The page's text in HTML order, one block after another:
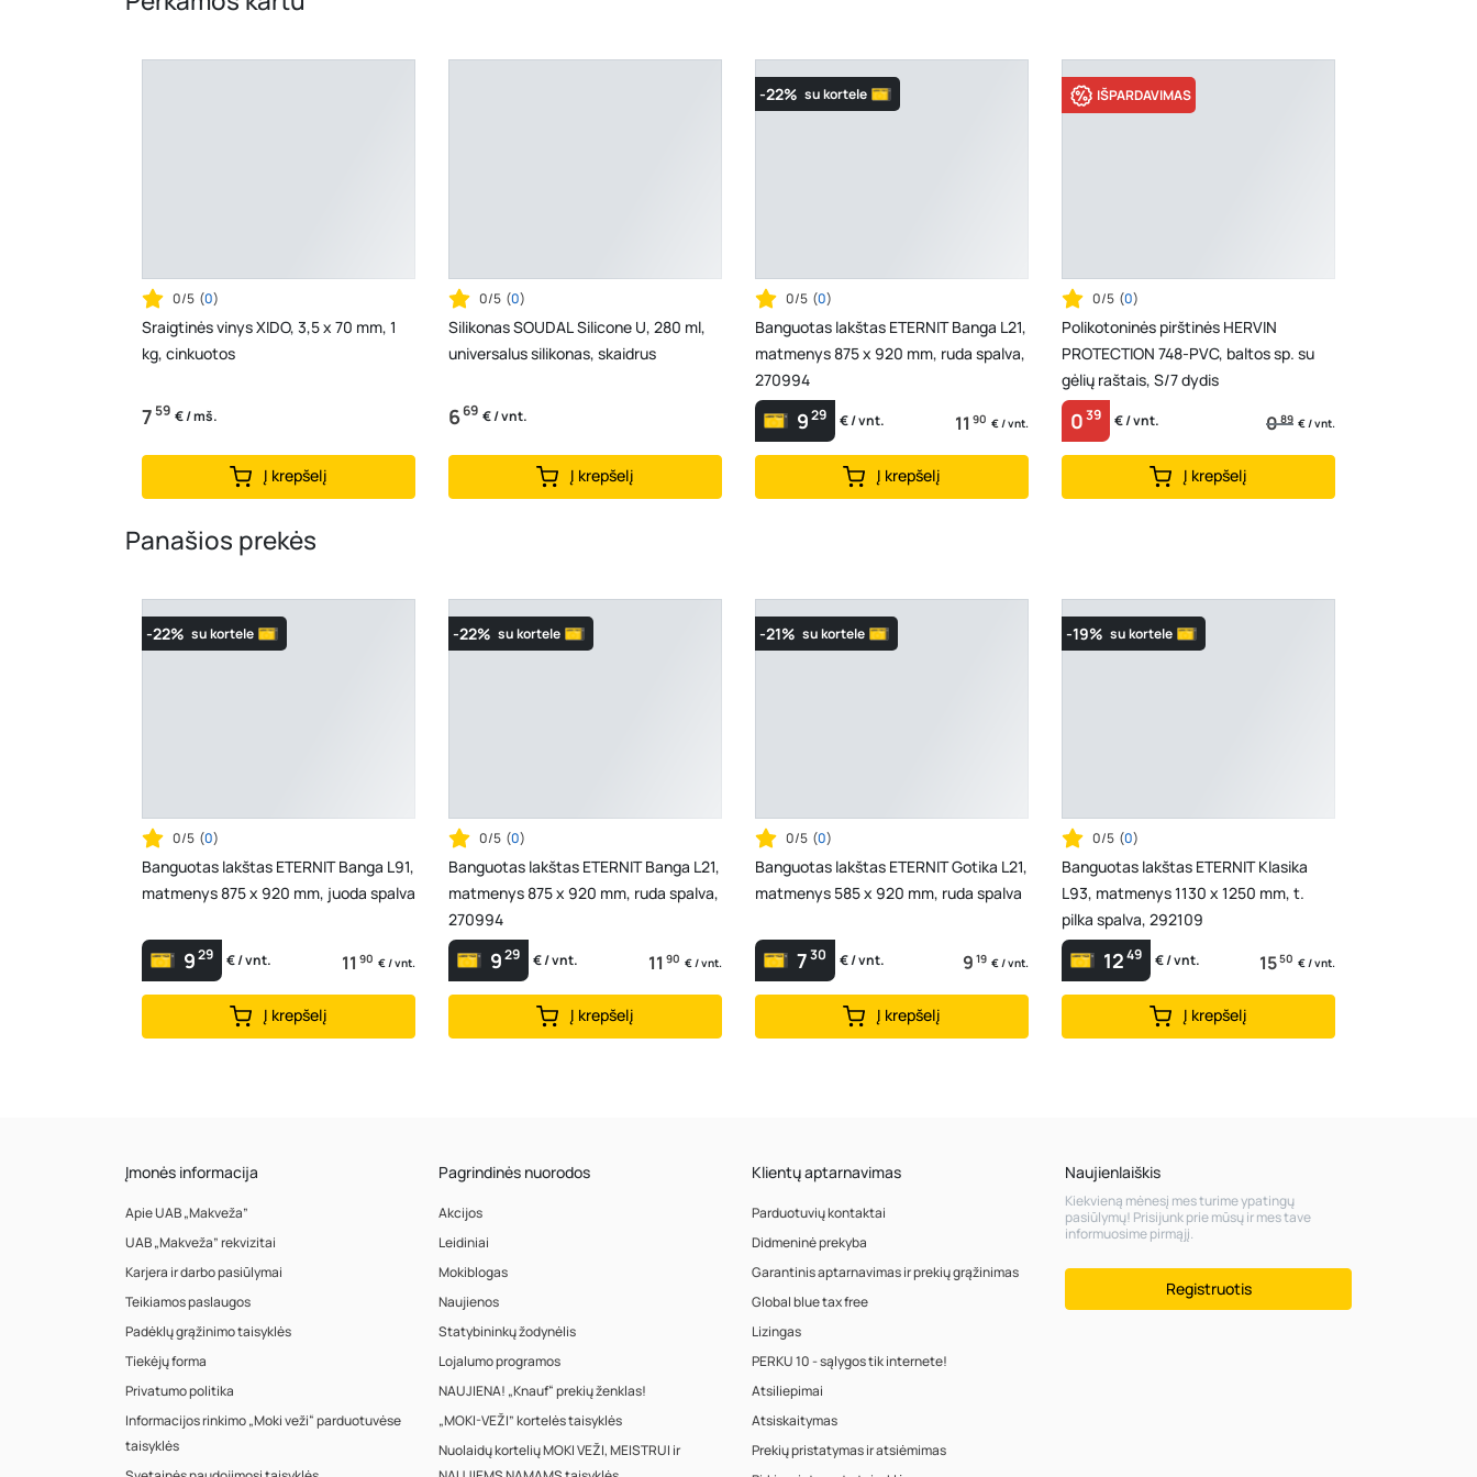
0/5 (0)
Sraigtinės vinys XIDO, 3,5 x 70 mm, 1
kg, cinkuotos
759 € / mš.
Į krepšelį
0/5 (0)
Silikonas SOUDAL Silicone U, 280 ml,
universalus silikonas, skaidrus
669 € / vnt.
Į krepšelį
-22% su kortele
0/5 (0)
Banguotas lakštas ETERNIT Banga L21,
matmenys 875 x 920 mm, ruda spalva,
270994
929 € / vnt. 11 90 € / vnt.
Į krepšelį
IŠPARDAVIMAS
0/5 (0)
Polikotoninės pirštinės HERVIN
PROTECTION 748-PVC, baltos sp. su
gėlių raštais, S/7 dydis
039 € / vnt. 089 € / vnt.
Į krepšelį
Panašios prekės
-22% su kortele
0/5 (0)
Banguotas lakštas ETERNIT Banga L91,
matmenys 875 x 920 mm, juoda spalva
929 € / vnt. 11 90 € / vnt.
Į krepšelį
-22% su kortele
0/5 (0)
Banguotas lakštas ETERNIT Banga L21,
matmenys 875 x 920 mm, ruda spalva,
270994
929 € / vnt. 11 90 € / vnt.
Į krepšelį
-21% su kortele
0/5 (0)
Banguotas lakštas ETERNIT Gotika L21,
matmenys 585 x 920 mm, ruda spalva
730 € / vnt. 9 19 € / vnt.
Į krepšelį
-19% su kortele
0/5 (0)
Banguotas lakštas ETERNIT Klasika
L93, matmenys 1130 x 1250 mm, t.
pilka spalva, 292109
1249 € / vnt. 1550 € / vnt.
Į krepšelį
Įmonės informacija
Apie UAB „Makveža”
UAB „Makveža” rekvizitai
Karjera ir darbo pasiūlymai
Teikiamos paslaugos
Padėklų grąžinimo taisyklės
Tiekėjų forma
Privatumo politika
Informacijos rinkimo „Moki veži“ parduotuvėse
taisyklės
Pagrindinės nuorodos
Akcijos
Leidiniai
Mokiblogas
Naujienos
Statybininkų žodynėlis
Lojalumo programos
NAUJIENA! „Knauf“ prekių ženklas!
„MOKI-VEŽI” kortelės taisyklės
Nuolaidų kortelių MOKI VEŽI, MEISTRUI ir
Klientų aptarnavimas
Parduotuvių kontaktai
Didmeninė prekyba
Garantinis aptarnavimas ir prekių grąžinimas
Global blue tax free
Lizingas
PERKU 10 - sąlygos tik internete!
Atsiliepimai
Atsiskaitymas
Prekių pristatymas ir atsiėmimas
Naujienlaiškis
Kiekvieną mėnesį mes turime ypatingų
pasiūlymų! Prisijunk prie mūsų ir mes tave
informuosime pirmąjį.
Registruotis